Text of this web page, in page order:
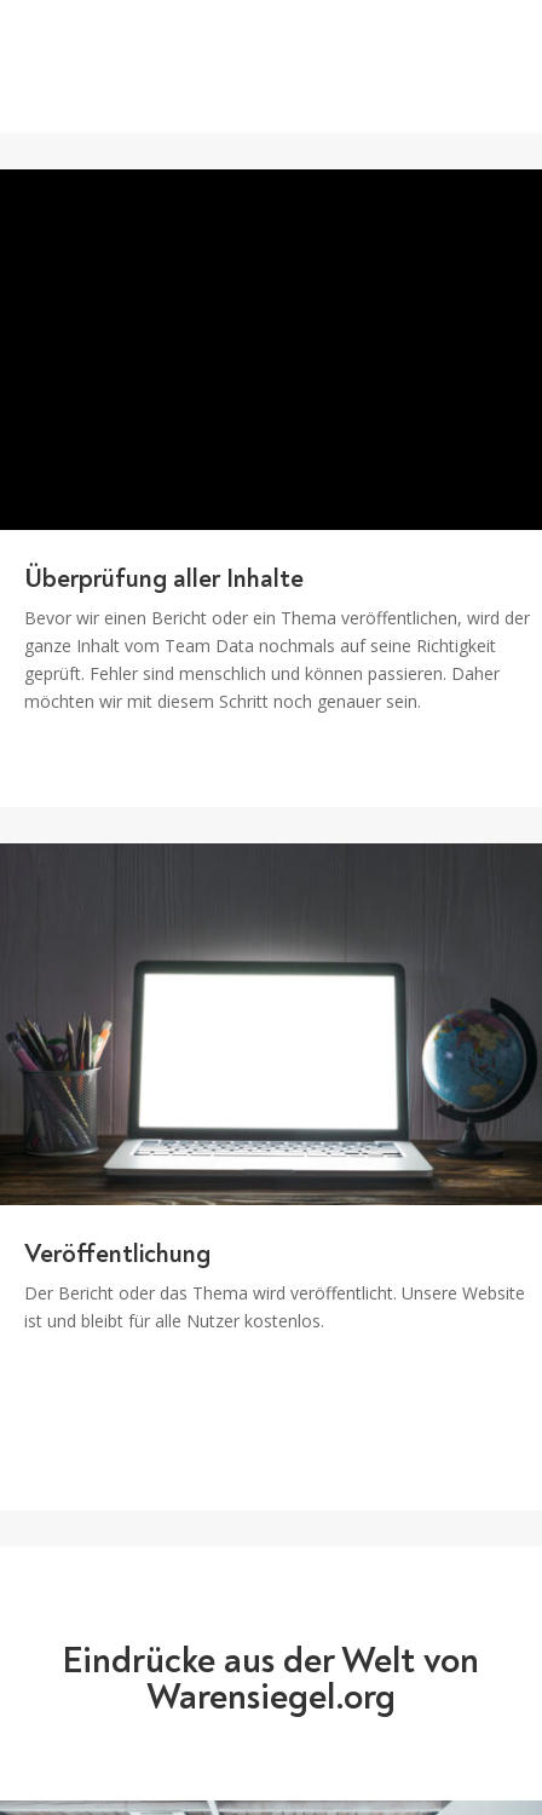
Überprüfung aller Inhalte
Bevor wir einen Bericht oder ein Thema veröffentlichen, wird der
ganze Inhalt vom Team Data nochmals auf seine Richtigkeit
geprüft. Fehler sind menschlich und können passieren. Daher
möchten wir mit diesem Schritt noch genauer sein.
Veröffentlichung
Der Bericht oder das Thema wird veröffentlicht. Unsere Website
ist und bleibt für alle Nutzer kostenlos.
Eindrücke aus der Welt von
Warensiegel.org